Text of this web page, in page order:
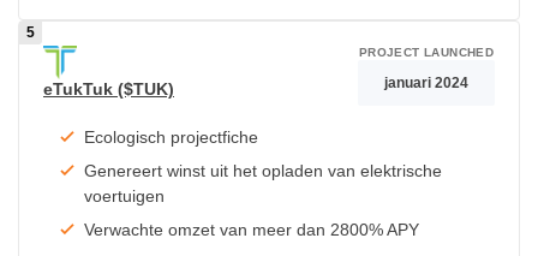
eTukTuk ($TUK)
Ecologisch projectfiche
Genereert winst uit het opladen van elektrische
voertuigen
Verwachte omzet van meer dan 2800% APY
PROJECT LAUNCHED
januari 2024